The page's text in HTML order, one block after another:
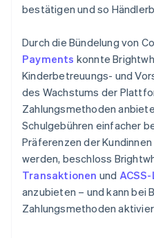
bestätigen und so
Durch die Bündelung von
Payments konnte
Kinderbetreuungs- und
des Wachstums der
Zahlungsmethoden
Schulgebühren einfacher
Präferenzen der
werden, beschloss
Transaktionen und
anzubieten – und kann bei
Zahlungsmethoden